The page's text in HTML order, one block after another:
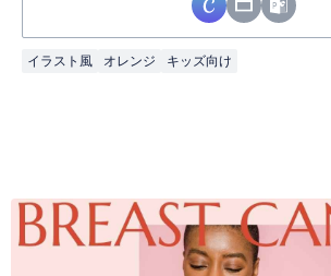
イラスト風 オレンジ キッズ向け